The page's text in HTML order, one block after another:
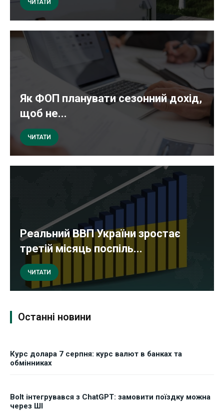
ЧИТАТИ
Як ФОП планувати сезонний дохід,
щоб не...
ЧИТАТИ
Реальний ВВП України зростає
третій місяць поспіль...
ЧИТАТИ
Останні новини
Курс долара 7 серпня: курс валют в банках та
обмінниках
Bolt інтегрувався з ChatGPT: замовити поїздку можна
через ШІ